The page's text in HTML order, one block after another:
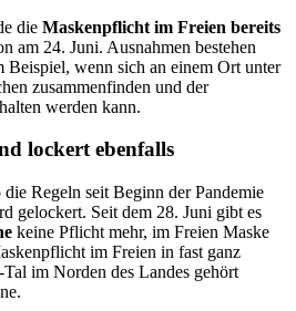
die Maskenpflicht im Freien bereits
am 24. Juni. Ausnahmen bestehen
Beispiel, wenn sich an einem Ort unter
zusammenfinden und der
werden kann.
lockert ebenfalls
die Regeln seit Beginn der Pandemie
gelockert. Seit dem 28. Juni gibt es
keine Pflicht mehr, im Freien Maske
im Freien in fast ganz
im Norden des Landes gehört